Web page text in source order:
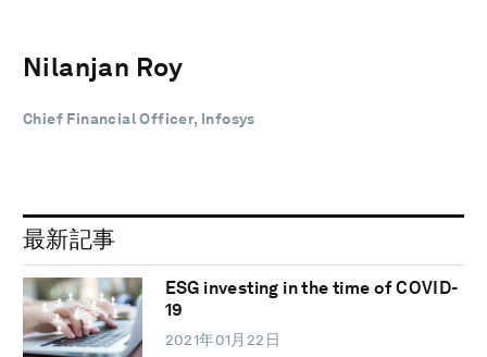
Nilanjan Roy
Chief Financial Officer, Infosys
最新記事
ESG investing in the time of COVID-
19
2021年01月22日